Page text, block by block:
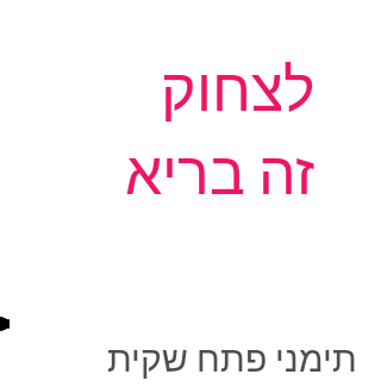
לצחוק
זה בריא
תימני פתח שקית